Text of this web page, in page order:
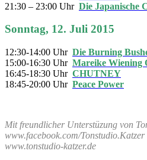
21:30 – 23:00 Uhr Die Japanische
Sonntag, 12. Juli 2015
12:30-14:00 Uhr Die Burning
15:00-16:30 Uhr Mareike Wiening
16:45-18:30 Uhr CHUTNEY
18:45-20:00 Uhr Peace Power
Mit freundlicher Unterstüzung von
www.facebook.com/Tonstudio.Katzer
www.tonstudio-katzer.de